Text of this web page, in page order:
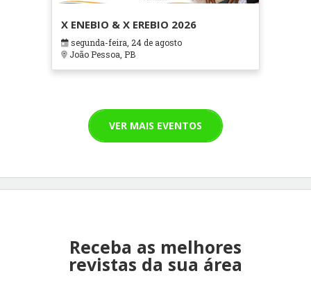
X ENEBIO & X EREBIO 2026
segunda-feira, 24 de agosto
João Pessoa, PB
VER MAIS EVENTOS
Receba as melhores
revistas da sua área